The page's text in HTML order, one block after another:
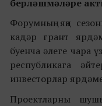
берләшмәләре
Форумның яңа
кадәр грант
буенча әлеге чара
республикага
инвесторлар
Проектларны